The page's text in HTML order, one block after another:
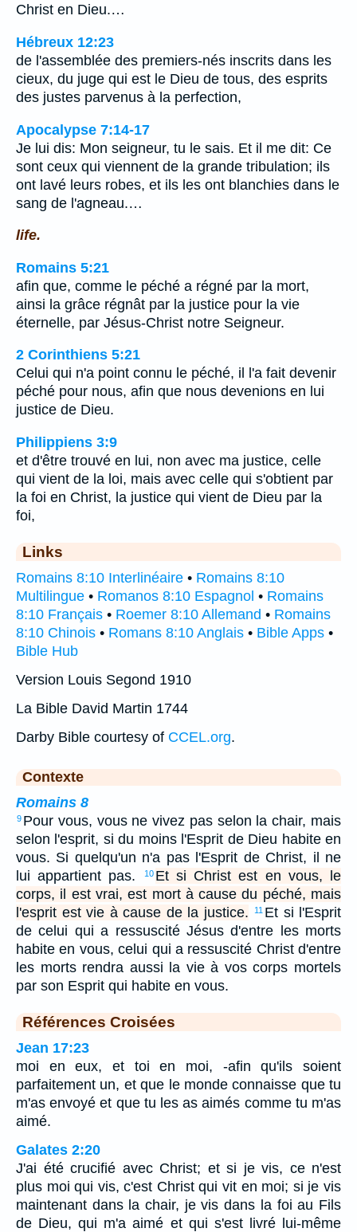
Christ en Dieu.…
Hébreux 12:23
de l'assemblée des premiers-nés inscrits dans les
cieux, du juge qui est le Dieu de tous, des esprits
des justes parvenus à la perfection,
Apocalypse 7:14-17
Je lui dis: Mon seigneur, tu le sais. Et il me dit: Ce
sont ceux qui viennent de la grande tribulation; ils
ont lavé leurs robes, et ils les ont blanchies dans le
sang de l'agneau.…
life.
Romains 5:21
afin que, comme le péché a régné par la mort,
ainsi la grâce régnât par la justice pour la vie
éternelle, par Jésus-Christ notre Seigneur.
2 Corinthiens 5:21
Celui qui n'a point connu le péché, il l'a fait devenir
péché pour nous, afin que nous devenions en lui
justice de Dieu.
Philippiens 3:9
et d'être trouvé en lui, non avec ma justice, celle
qui vient de la loi, mais avec celle qui s'obtient par
la foi en Christ, la justice qui vient de Dieu par la
foi,
Links
Romains 8:10 Interlinéaire • Romains 8:10
Multilingue • Romanos 8:10 Espagnol • Romains
8:10 Français • Roemer 8:10 Allemand • Romains
8:10 Chinois • Romans 8:10 Anglais • Bible Apps •
Bible Hub
Version Louis Segond 1910
La Bible David Martin 1744
Darby Bible courtesy of CCEL.org.
Contexte
Romains 8
9 Pour vous, vous ne vivez pas selon la chair, mais
selon l'esprit, si du moins l'Esprit de Dieu habite en
vous. Si quelqu'un n'a pas l'Esprit de Christ, il ne
lui appartient pas.
10 Et si Christ est en vous, le
corps, il est vrai, est mort à cause du péché, mais
l'esprit est vie à cause de la justice.
11 Et si l'Esprit
de celui qui a ressuscité Jésus d'entre les morts
habite en vous, celui qui a ressuscité Christ d'entre
les morts rendra aussi la vie à vos corps mortels
par son Esprit qui habite en vous.
Références Croisées
Jean 17:23
moi en eux, et toi en moi, -afin qu'ils soient
parfaitement un, et que le monde connaisse que tu
m'as envoyé et que tu les as aimés comme tu m'as
aimé.
Galates 2:20
J'ai été crucifié avec Christ; et si je vis, ce n'est
plus moi qui vis, c'est Christ qui vit en moi; si je vis
maintenant dans la chair, je vis dans la foi au Fils
de Dieu, qui m'a aimé et qui s'est livré lui-même